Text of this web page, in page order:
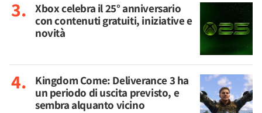
Xbox celebra il 25° anniversario
con contenuti gratuiti, iniziative e
novità
Kingdom Come: Deliverance 3 ha
un periodo di uscita previsto, e
sembra alquanto vicino